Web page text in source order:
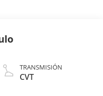
TRANSMISIÓN
CVT